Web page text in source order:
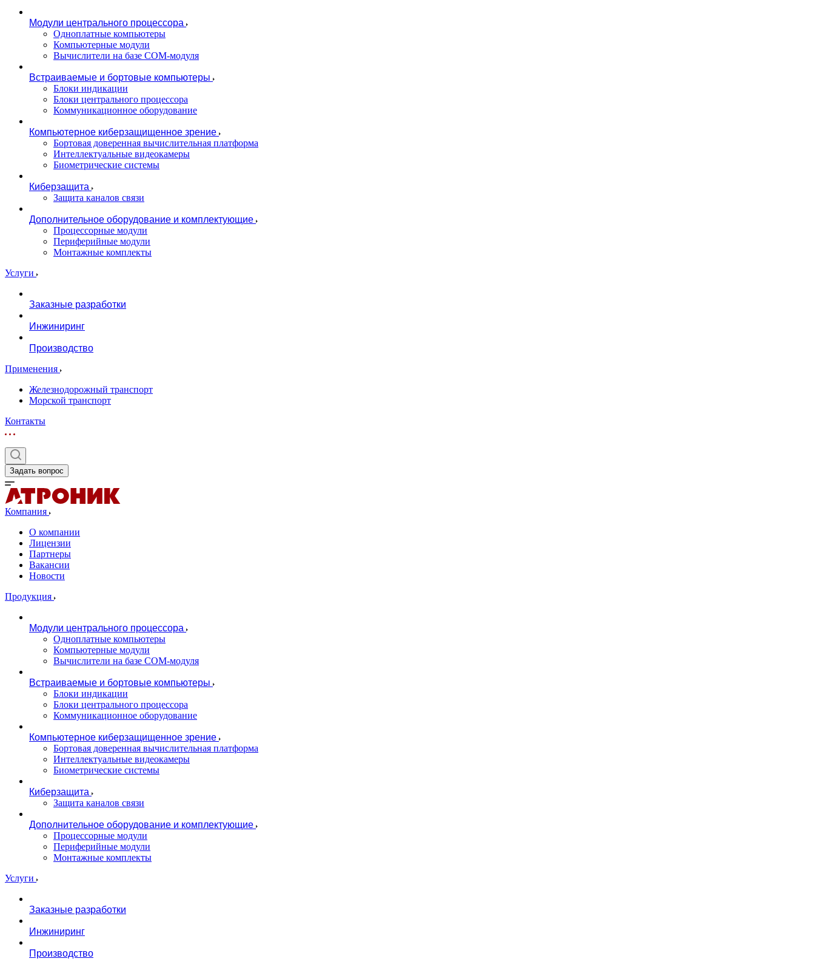
Модули центрального процессора
Одноплатные компьютеры
Компьютерные модули
Вычислители на базе COM-модуля
Встраиваемые и бортовые компьютеры
Блоки индикации
Блоки центрального процессора
Коммуникационное оборудование
Компьютерное киберзащищенное зрение
Бортовая доверенная вычислительная платформа
Интеллектуальные видеокамеры
Биометрические системы
Киберзащита
Защита каналов связи
Дополнительное оборудование и комплектующие
Процессорные модули
Периферийные модули
Монтажные комплекты
Услуги
Заказные разработки
Инжиниринг
Производство
Применения
Железнодорожный транспорт
Морской транспорт
Контакты
Задать вопрос
Компания
О компании
Лицензии
Партнеры
Вакансии
Новости
Продукция
Модули центрального процессора
Одноплатные компьютеры
Компьютерные модули
Вычислители на базе COM-модуля
Встраиваемые и бортовые компьютеры
Блоки индикации
Блоки центрального процессора
Коммуникационное оборудование
Компьютерное киберзащищенное зрение
Бортовая доверенная вычислительная платформа
Интеллектуальные видеокамеры
Биометрические системы
Киберзащита
Защита каналов связи
Дополнительное оборудование и комплектующие
Процессорные модули
Периферийные модули
Монтажные комплекты
Услуги
Заказные разработки
Инжиниринг
Производство